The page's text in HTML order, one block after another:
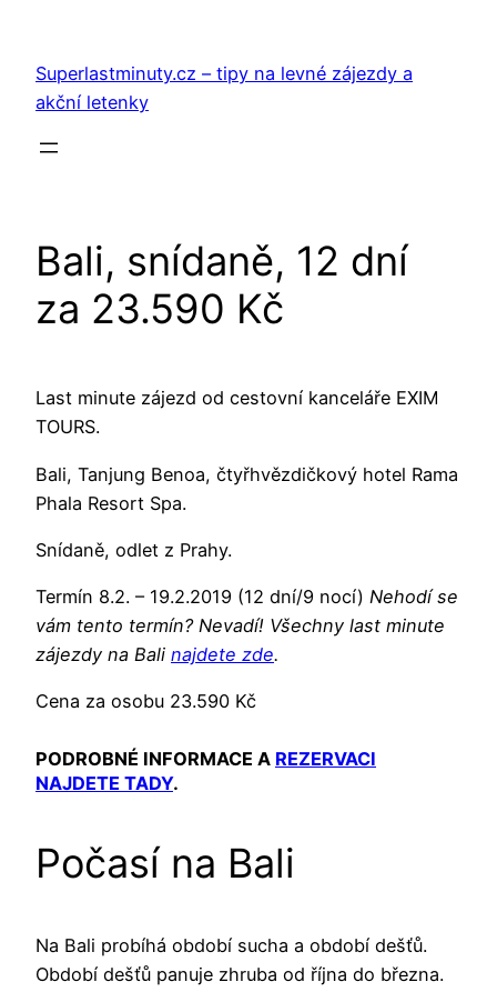
obsah
Superlastminuty.cz – tipy na levné zájezdy a
akční letenky
Bali, snídaně, 12 dní
za 23.590 Kč
Last minute zájezd od cestovní kanceláře EXIM
TOURS.
Bali, Tanjung Benoa, čtyřhvězdičkový hotel Rama
Phala Resort Spa.
Snídaně, odlet z Prahy.
Termín 8.2. – 19.2.2019 (12 dní/9 nocí) Nehodí se
vám tento termín? Nevadí! Všechny last minute
zájezdy na Bali najdete zde.
Cena za osobu 23.590 Kč
PODROBNÉ INFORMACE A REZERVACI
NAJDETE TADY.
Počasí na Bali
Na Bali probíhá období sucha a období dešťů.
Období dešťů panuje zhruba od října do března.